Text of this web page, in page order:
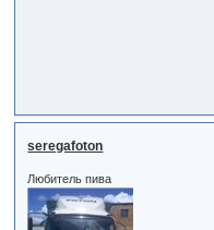
seregafoton
Любитель пива